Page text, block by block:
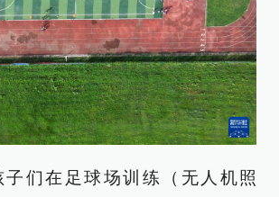
子们在足球场训练（无人机照